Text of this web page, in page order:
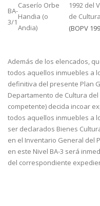
BA-
3/1
Caserío Orbe
Handia (o
Andia)
1992 del
de Cultura
(BOPV
Además de los elencados,
todos aquellos inmuebles a
definitiva del presente Plan
Departamento de Cultura
competente) decida incoar
todos aquellos inmuebles a
ser declarados Bienes
en el Inventario General del
en este Nivel BA-3 será
del correspondiente